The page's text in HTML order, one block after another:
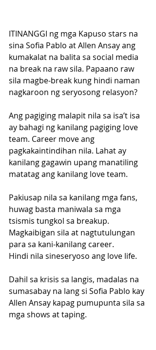
ITINANGGI ng mga Kapuso stars na
sina Sofia Pablo at Allen Ansay ang
kumakalat na balita sa social media
na break na raw sila. Papaano raw
sila magbe-break kung hindi naman
nagkaroon ng seryosong relasyon?
Ang pagiging malapit nila sa isa’t isa
ay bahagi ng kanilang pagiging love
team. Career move ang
pagkakaintindihan nila. Lahat ay
kanilang gagawin upang manatiling
matatag ang kanilang love team.
Pakiusap nila sa kanilang mga fans,
huwag basta maniwala sa mga
tsismis tungkol sa breakup.
Magkaibigan sila at nagtutulungan
para sa kani-kanilang career.
Hindi nila sineseryoso ang love life.
Dahil sa krisis sa langis, madalas na
sumasabay na lang si Sofia Pablo kay
Allen Ansay kapag pumupunta sila sa
mga shows at taping.